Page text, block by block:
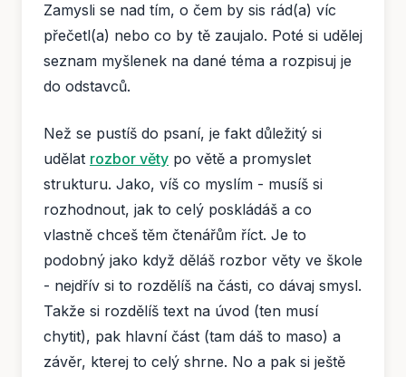
Zamysli se nad tím, o čem by sis rád(a) víc
přečetl(a) nebo co by tě zaujalo. Poté si udělej
seznam myšlenek na dané téma a rozpisuj je
do odstavců.
Než se pustíš do psaní, je fakt důležitý si
udělat rozbor věty po větě a promyslet
strukturu. Jako, víš co myslím - musíš si
rozhodnout, jak to celý poskládáš a co
vlastně chceš těm čtenářům říct. Je to
podobný jako když děláš rozbor věty ve škole
- nejdřív si to rozdělíš na části, co dávaj smysl.
Takže si rozdělíš text na úvod (ten musí
chytit), pak hlavní část (tam dáš to maso) a
závěr, kterej to celý shrne. No a pak si ještě